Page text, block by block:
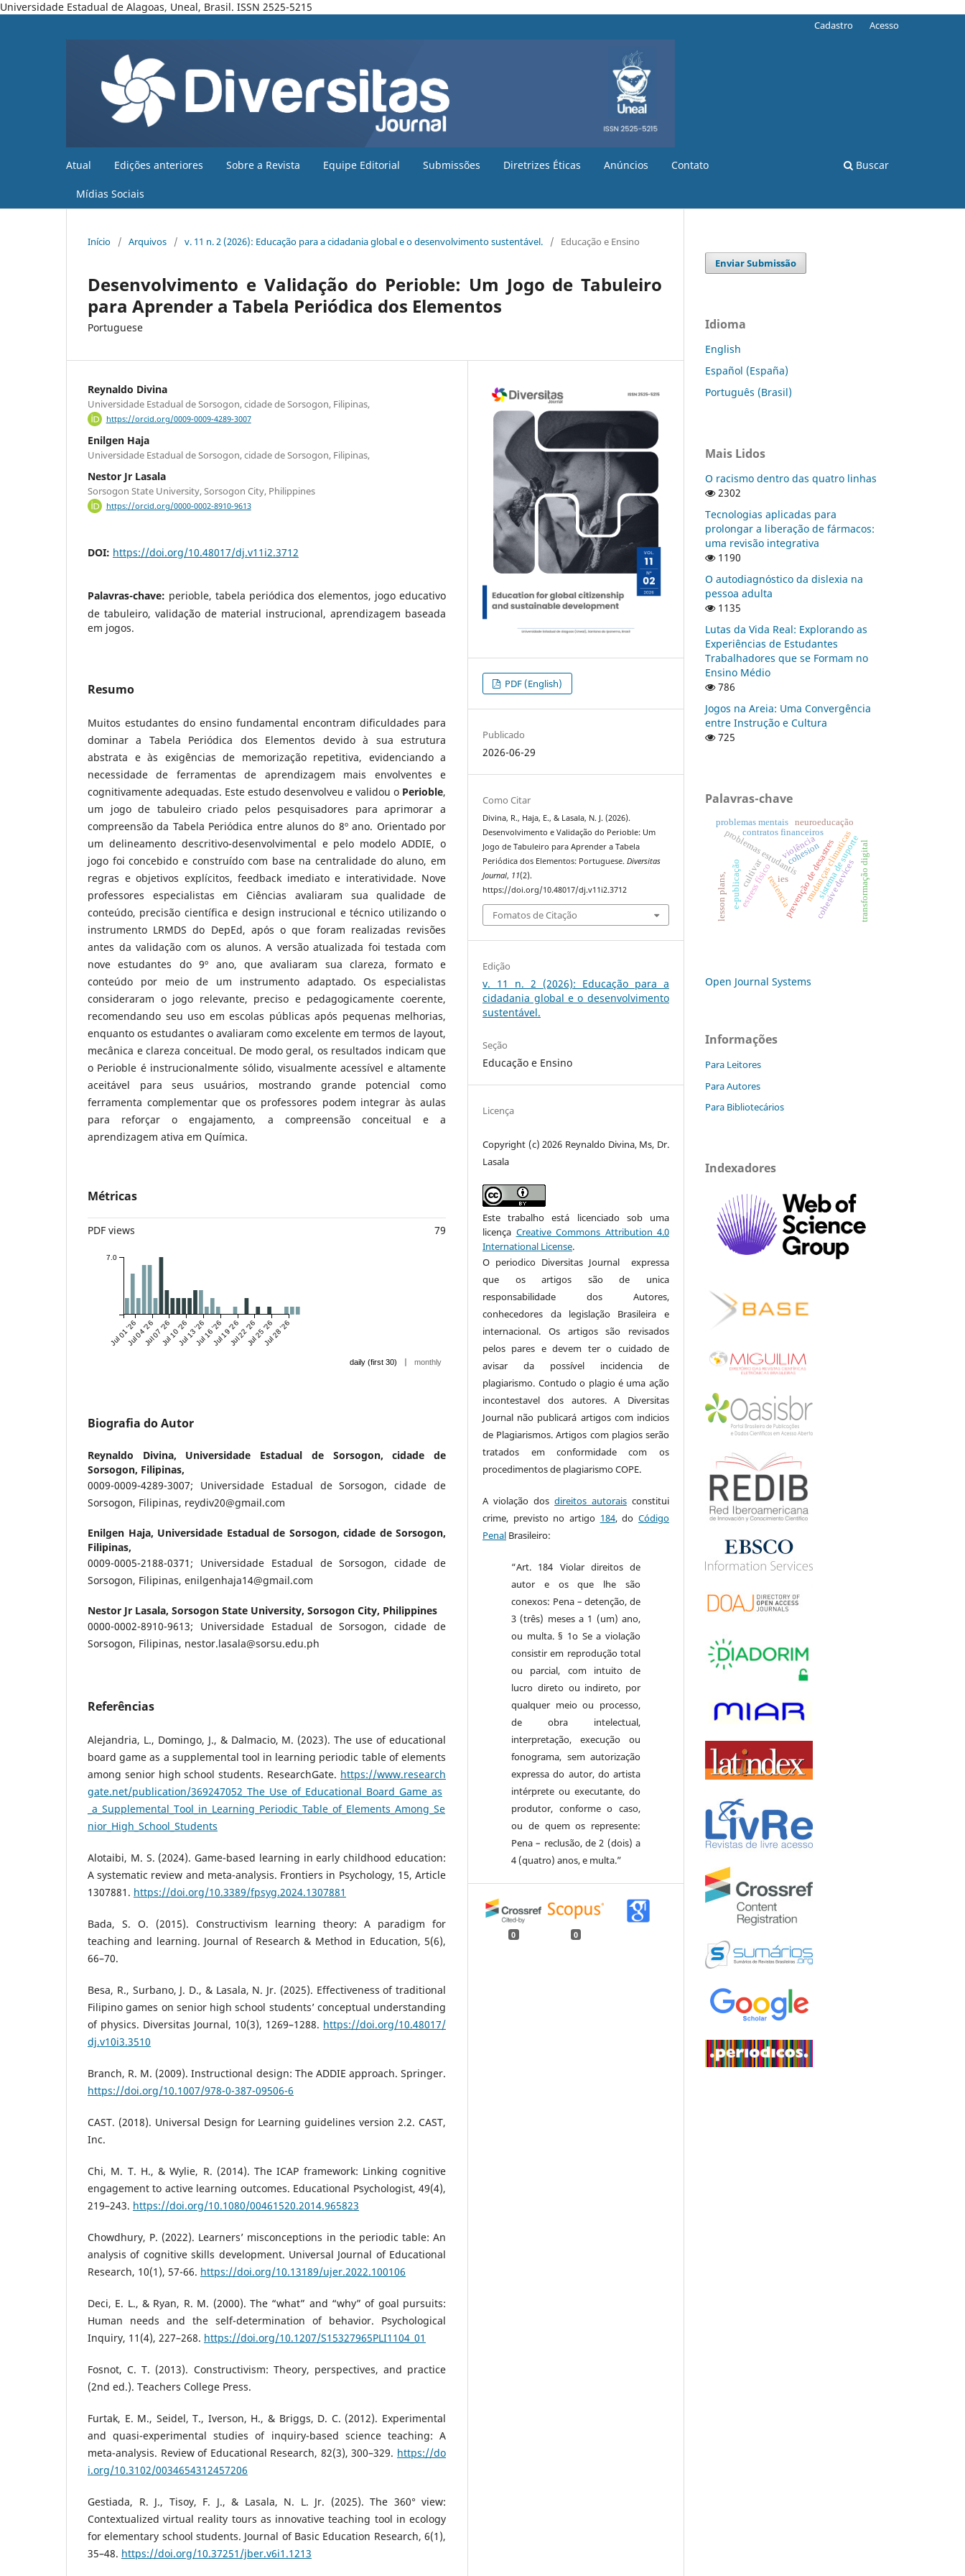
Universidade Estadual de Alagoas, Uneal, Brasil. ISSN 2525-5215
Atual Edições anteriores Sobre a Revista Equipe Editorial Submissões Diretrizes Éticas Anúncios Contato
Mídias Sociais
Buscar
Cadastro Acesso
Início / Arquivos / v. 11 n. 2 (2026): Educação para a cidadania global e o desenvolvimento sustentável. / Educação e Ensino
Desenvolvimento e Validação do Perioble: Um Jogo de Tabuleiro
para Aprender a Tabela Periódica dos Elementos
Portuguese
Reynaldo Divina
Universidade Estadual de Sorsogon, cidade de Sorsogon, Filipinas,
https://orcid.org/0009-0009-4289-3007
Enilgen Haja
Universidade Estadual de Sorsogon, cidade de Sorsogon, Filipinas,
Nestor Jr Lasala
Sorsogon State University, Sorsogon City, Philippines
https://orcid.org/0000-0002-8910-9613
DOI: https://doi.org/10.48017/dj.v11i2.3712
Palavras-chave: perioble, tabela periódica dos elementos, jogo educativo
de tabuleiro, validação de material instrucional, aprendizagem baseada
em jogos.
Resumo
Muitos estudantes do ensino fundamental encontram dificuldades para
dominar a Tabela Periódica dos Elementos devido à sua estrutura
abstrata e às exigências de memorização repetitiva, evidenciando a
necessidade de ferramentas de aprendizagem mais envolventes e
cognitivamente adequadas. Este estudo desenvolveu e validou o Perioble,
um jogo de tabuleiro criado pelos pesquisadores para aprimorar a
compreensão da Tabela Periódica entre alunos do 8º ano. Orientado por
um delineamento descritivo-desenvolvimental e pelo modelo ADDIE, o
jogo foi concebido e construído com base na centralidade do aluno, em
regras e objetivos explícitos, feedback imediato e interatividade. Nove
professores especialistas em Ciências avaliaram sua qualidade de
conteúdo, precisão científica e design instrucional e técnico utilizando o
instrumento LRMDS do DepEd, após o que foram realizadas revisões
antes da validação com os alunos. A versão atualizada foi testada com
nove estudantes do 9º ano, que avaliaram sua clareza, formato e
conteúdo por meio de um instrumento adaptado. Os especialistas
consideraram o jogo relevante, preciso e pedagogicamente coerente,
recomendando seu uso em escolas públicas após pequenas melhorias,
enquanto os estudantes o avaliaram como excelente em termos de layout,
mecânica e clareza conceitual. De modo geral, os resultados indicam que
o Perioble é instrucionalmente sólido, visualmente acessível e altamente
aceitável para seus usuários, mostrando grande potencial como
ferramenta complementar que os professores podem integrar às aulas
para reforçar o engajamento, a compreensão conceitual e a
aprendizagem ativa em Química.
Métricas
PDF views 79
Jul 01 '26Jul 04 '26Jul 07 '26Jul 10 '26Jul 13 '26Jul 16 '26Jul 19 '26Jul 22 '26Jul 25 '26Jul 28 '26
7.0
daily (first 30) | monthly
Biografia do Autor
Reynaldo Divina, Universidade Estadual de Sorsogon, cidade de
Sorsogon, Filipinas,
0009-0009-4289-3007; Universidade Estadual de Sorsogon, cidade de
Sorsogon, Filipinas, reydiv20@gmail.com
Enilgen Haja, Universidade Estadual de Sorsogon, cidade de Sorsogon,
Filipinas,
0009-0005-2188-0371; Universidade Estadual de Sorsogon, cidade de
Sorsogon, Filipinas, enilgenhaja14@gmail.com
Nestor Jr Lasala, Sorsogon State University, Sorsogon City, Philippines
0000-0002-8910-9613; Universidade Estadual de Sorsogon, cidade de
Sorsogon, Filipinas, nestor.lasala@sorsu.edu.ph
Referências
Alejandria, L., Domingo, J., & Dalmacio, M. (2023). The use of educational
board game as a supplemental tool in learning periodic table of elements
among senior high school students. ResearchGate. https://www.research
gate.net/publication/369247052_The_Use_of_Educational_Board_Game_as
_a_Supplemental_Tool_in_Learning_Periodic_Table_of_Elements_Among_Se
nior_High_School_Students
Alotaibi, M. S. (2024). Game-based learning in early childhood education:
A systematic review and meta-analysis. Frontiers in Psychology, 15, Article
1307881. https://doi.org/10.3389/fpsyg.2024.1307881
Bada, S. O. (2015). Constructivism learning theory: A paradigm for
teaching and learning. Journal of Research & Method in Education, 5(6),
66–70.
Besa, R., Surbano, J. D., & Lasala, N. Jr. (2025). Effectiveness of traditional
Filipino games on senior high school students’ conceptual understanding
of physics. Diversitas Journal, 10(3), 1269–1288. https://doi.org/10.48017/
dj.v10i3.3510
Branch, R. M. (2009). Instructional design: The ADDIE approach. Springer.
https://doi.org/10.1007/978-0-387-09506-6
CAST. (2018). Universal Design for Learning guidelines version 2.2. CAST,
Inc.
Chi, M. T. H., & Wylie, R. (2014). The ICAP framework: Linking cognitive
engagement to active learning outcomes. Educational Psychologist, 49(4),
219–243. https://doi.org/10.1080/00461520.2014.965823
Chowdhury, P. (2022). Learners’ misconceptions in the periodic table: An
analysis of cognitive skills development. Universal Journal of Educational
Research, 10(1), 57-66. https://doi.org/10.13189/ujer.2022.100106
Deci, E. L., & Ryan, R. M. (2000). The “what” and “why” of goal pursuits:
Human needs and the self-determination of behavior. Psychological
Inquiry, 11(4), 227–268. https://doi.org/10.1207/S15327965PLI1104_01
Fosnot, C. T. (2013). Constructivism: Theory, perspectives, and practice
(2nd ed.). Teachers College Press.
Furtak, E. M., Seidel, T., Iverson, H., & Briggs, D. C. (2012). Experimental
and quasi-experimental studies of inquiry-based science teaching: A
meta-analysis. Review of Educational Research, 82(3), 300–329. https://do
i.org/10.3102/0034654312457206
Gestiada, R. J., Tisoy, F. J., & Lasala, N. L. Jr. (2025). The 360° view:
Contextualized virtual reality tours as innovative teaching tool in ecology
for elementary school students. Journal of Basic Education Research, 6(1),
35–48. https://doi.org/10.37251/jber.v6i1.1213
PDF (English)
Publicado
2026-06-29
Como Citar
Divina, R., Haja, E., & Lasala, N. J. (2026).
Desenvolvimento e Validação do Perioble: Um
Jogo de Tabuleiro para Aprender a Tabela
Periódica dos Elementos: Portuguese.Diversitas
Journal, 11(2).
https://doi.org/10.48017/dj.v11i2.3712
Fomatos de Citação
Edição
v. 11 n. 2 (2026): Educação para a
cidadania global e o desenvolvimento
sustentável.
Seção
Educação e Ensino
Licença
Copyright (c) 2026 Reynaldo Divina, Ms, Dr.
Lasala
Este trabalho está licenciado sob uma
licença Creative Commons Attribution 4.0
International License.
O periodico Diversitas Journal expressa
que os artigos são de unica
responsabilidade dos Autores,
conhecedores da legislação Brasileira e
internacional. Os artigos são revisados
pelos pares e devem ter o cuidado de
avisar da possível incidencia de
plagiarismo. Contudo o plagio é uma ação
incontestavel dos autores. A Diversitas
Journal não publicará artigos com indicios
de Plagiarismos. Artigos com plagios serão
tratados em conformidade com os
procedimentos de plagiarismo COPE.
A violação dos direitos autorais constitui
crime, previsto no artigo 184, do Código
Penal Brasileiro:
“Art. 184 Violar direitos de
autor e os que lhe são
conexos: Pena – detenção, de
3 (três) meses a 1 (um) ano,
ou multa. § 1o Se a violação
consistir em reprodução total
ou parcial, com intuito de
lucro direto ou indireto, por
qualquer meio ou processo,
de obra intelectual,
interpretação, execução ou
fonograma, sem autorização
expressa do autor, do artista
intérprete ou executante, do
produtor, conforme o caso,
ou de quem os represente:
Pena – reclusão, de 2 (dois) a
4 (quatro) anos, e multa.”
0 0
Enviar Submissão
Idioma
English
Español (España)
Português (Brasil)
Mais Lidos
O racismo dentro das quatro linhas
2302
Tecnologias aplicadas para
prolongar a liberação de fármacos:
uma revisão integrativa
1190
O autodiagnóstico da dislexia na
pessoa adulta
1135
Lutas da Vida Real: Explorando as
Experiências de Estudantes
Trabalhadores que se Formam no
Ensino Médio
786
Jogos na Areia: Uma Convergência
entre Instrução e Cultura
725
Palavras-chave
problemas estudantis
resienciaprevenção de desastres
mudanças climaticas
contratos financeiros
problemas mentais
estress físico
violênciasistema de suporte
e-publicação ies transformação digital
cohesive devices
cohesion
neuroeducação
lesson plans, cultivar
Open Journal Systems
Informações
Para Leitores
Para Autores
Para Bibliotecários
Indexadores